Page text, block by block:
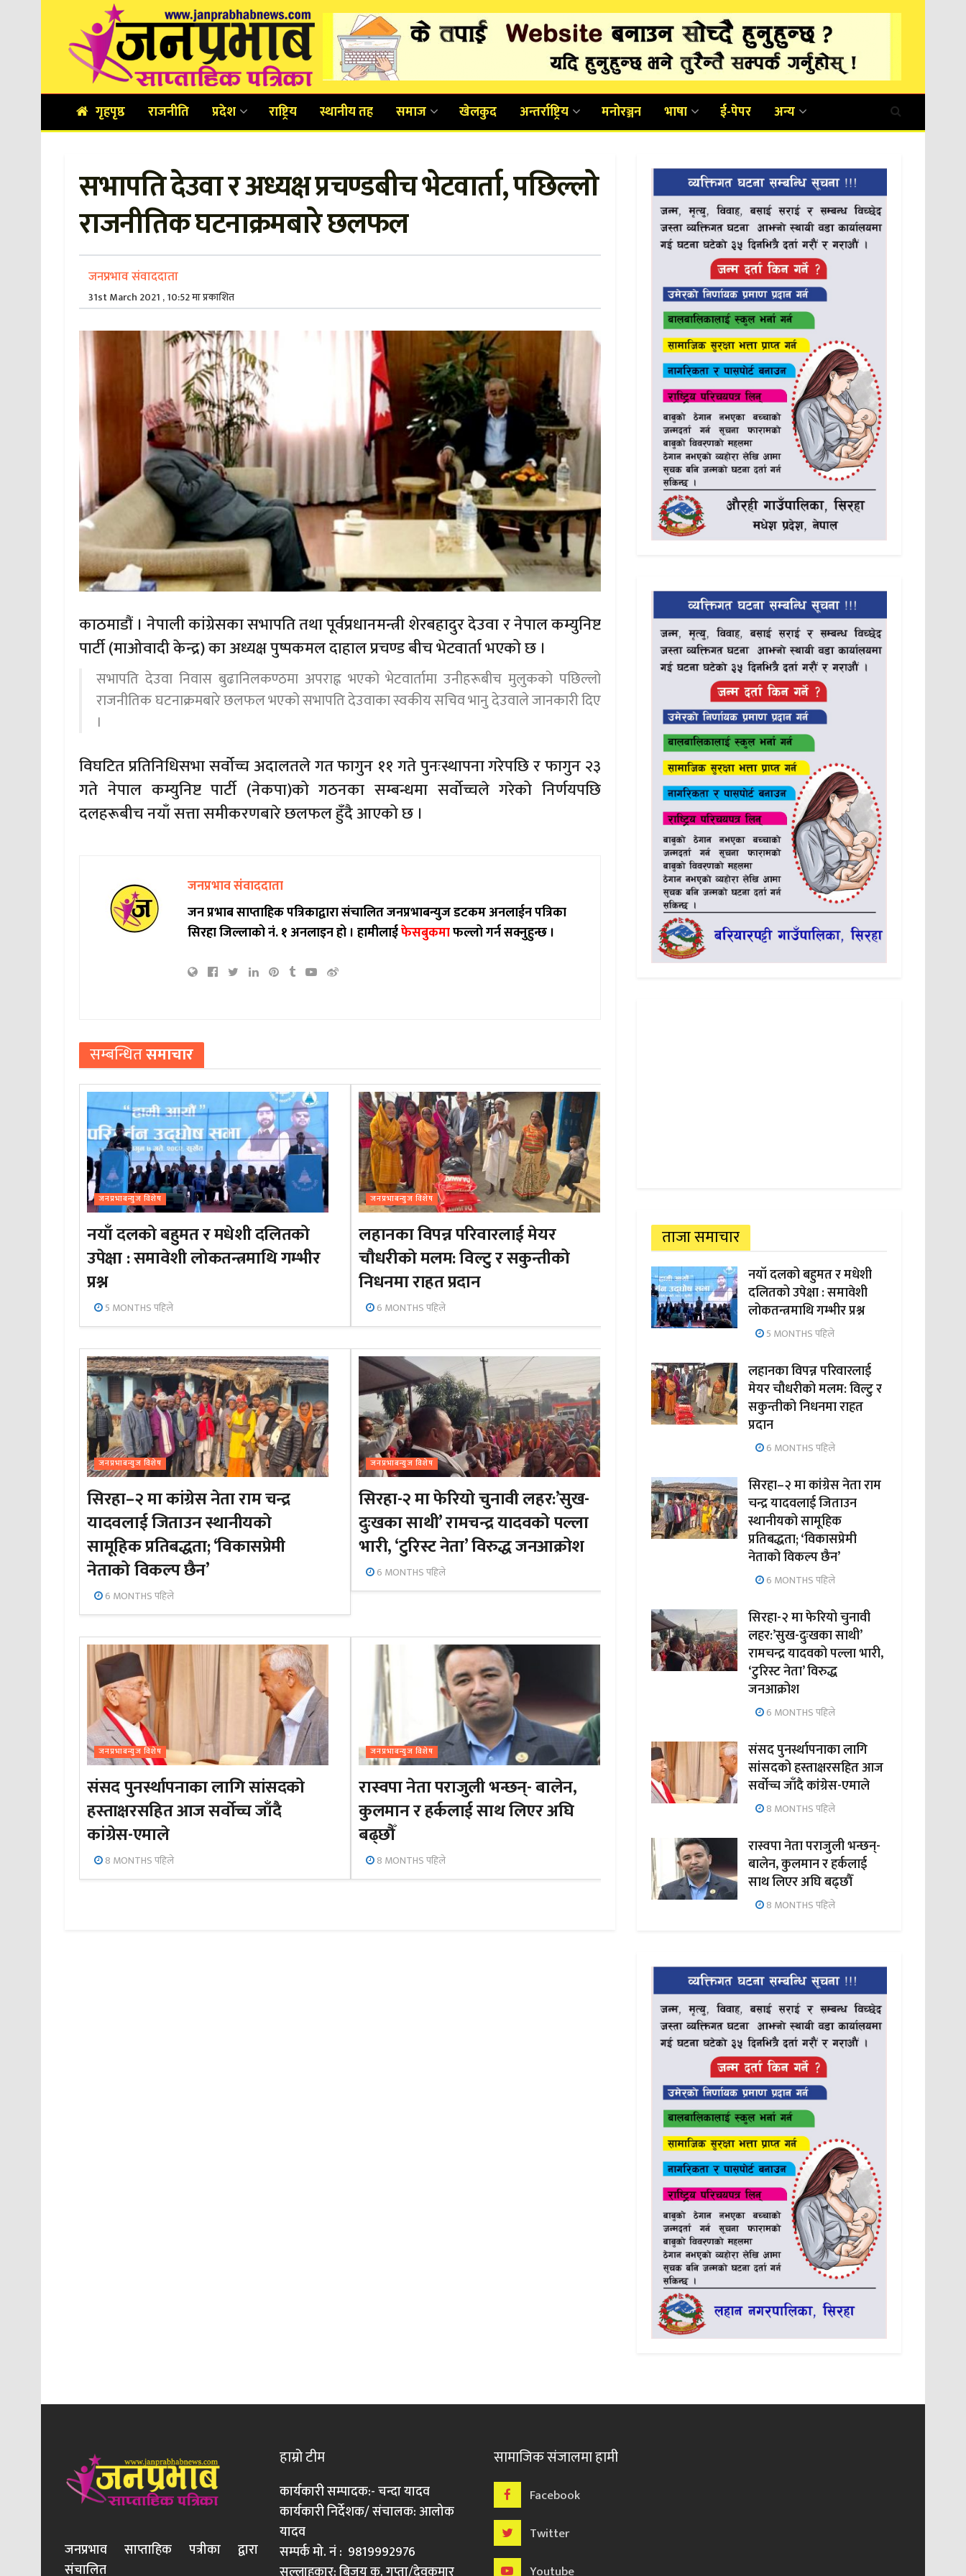
गृहपृष्ठ राजनीति प्रदेश राष्ट्रिय स्थानीय तह समाज खेलकुद अन्तर्राष्ट्रिय मनोरञ्जन भाषा ई-पेपर अन्य
सभापति देउवा र अध्यक्ष प्रचण्डबीच भेटवार्ता, पछिल्लो
राजनीतिक घटनाक्रमबारे छलफल
जनप्रभाव संवाददाता
31st March 2021 , 10:52 मा प्रकाशित
काठमाडौं । नेपाली कांग्रेसका सभापति तथा पूर्वप्रधानमन्त्री शेरबहादुर देउवा र नेपाल कम्युनिष्ट
पार्टी (माओवादी केन्द्र) का अध्यक्ष पुष्पकमल दाहाल प्रचण्ड बीच भेटवार्ता भएको छ ।
सभापति देउवा निवास बुढानिलकण्ठमा अपराह्न भएको भेटवार्तामा उनीहरूबीच मुलुकको पछिल्लो
राजनीतिक घटनाक्रमबारे छलफल भएको सभापति देउवाका स्वकीय सचिव भानु देउवाले जानकारी दिए
।
विघटित प्रतिनिधिसभा सर्वोच्च अदालतले गत फागुन ११ गते पुनःस्थापना गरेपछि र फागुन २३
गते नेपाल कम्युनिष्ट पार्टी (नेकपा)को गठनका सम्बन्धमा सर्वोच्चले गरेको निर्णयपछि
दलहरूबीच नयाँ सत्ता समीकरणबारे छलफल हुँदै आएको छ ।
जनप्रभाव संवाददाता
जन प्रभाब साप्ताहिक पत्रिकाद्वारा संचालित जनप्रभाबन्युज डटकम अनलाईन पत्रिका
सिरहा जिल्लाको नं. १ अनलाइन हो ।हामीलाईफेसबुकमाफल्लो गर्न सक्नुहुन्छ ।
सम्बन्धितसमाचार
जनप्रभाबन्युज विशेष
नयाँ दलको बहुमत र मधेशी दलितको
उपेक्षा : समावेशी लोकतन्त्रमाथि गम्भीर
प्रश्न
5 MONTHS पहिले
जनप्रभाबन्युज विशेष
लहानका विपन्न परिवारलाई मेयर
चौधरीको मलम: विल्टु र सकुन्तीको
निधनमा राहत प्रदान
6 MONTHS पहिले
जनप्रभाबन्युज विशेष
सिरहा–२ मा कांग्रेस नेता राम चन्द्र
यादवलाई जिताउन स्थानीयको
सामूहिक प्रतिबद्धता; ‘विकासप्रेमी
नेताको विकल्प छैन’
6 MONTHS पहिले
जनप्रभाबन्युज विशेष
सिरहा-२ मा फेरियो चुनावी लहर:’सुख-
दुःखका साथी’ रामचन्द्र यादवको पल्ला
भारी, ‘टुरिस्ट नेता’ विरुद्ध जनआक्रोश
6 MONTHS पहिले
जनप्रभाबन्युज विशेष
संसद पुनर्स्थापनाका लागि सांसदको
हस्ताक्षरसहित आज सर्वोच्च जाँदै
कांग्रेस-एमाले
8 MONTHS पहिले
जनप्रभाबन्युज विशेष
रास्वपा नेता पराजुली भन्छन्- बालेन,
कुलमान र हर्कलाई साथ लिएर अघि
बढ्छौँ
8 MONTHS पहिले
ताजा समाचार
नयाँ दलको बहुमत र मधेशी
दलितको उपेक्षा : समावेशी
लोकतन्त्रमाथि गम्भीर प्रश्न
5 MONTHS पहिले
लहानका विपन्न परिवारलाई
मेयर चौधरीको मलम: विल्टु र
सकुन्तीको निधनमा राहत
प्रदान
6 MONTHS पहिले
सिरहा–२ मा कांग्रेस नेता राम
चन्द्र यादवलाई जिताउन
स्थानीयको सामूहिक
प्रतिबद्धता; ‘विकासप्रेमी
नेताको विकल्प छैन’
6 MONTHS पहिले
सिरहा-२ मा फेरियो चुनावी
लहर:’सुख-दुःखका साथी’
रामचन्द्र यादवको पल्ला भारी,
‘टुरिस्ट नेता’ विरुद्ध
जनआक्रोश
6 MONTHS पहिले
संसद पुनर्स्थापनाका लागि
सांसदको हस्ताक्षरसहित आज
सर्वोच्च जाँदै कांग्रेस-एमाले
8 MONTHS पहिले
रास्वपा नेता पराजुली भन्छन्-
बालेन, कुलमान र हर्कलाई
साथ लिएर अघि बढ्छौँ
8 MONTHS पहिले
जनप्रभाव साप्ताहिक पत्रीका द्वारा
संचालित
हाम्रो टीम
कार्यकारी सम्पादक:- चन्दा यादव
कार्यकारी निर्देशक/ संचालक: आलोक
यादव
सम्पर्क मो. नं : 9819992976
सामाजिक संजालमा हामी
Facebook
Twitter
Youtube